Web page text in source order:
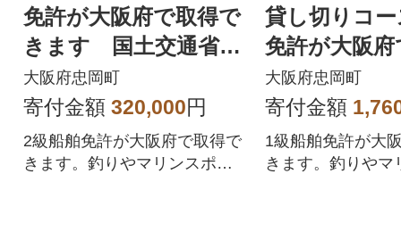
免許が大阪府で取得で
きます 国土交通省指
定 登録小型船舶免許
教習所
大阪府忠岡町
寄付金額 320,000円
2級船舶免許が大阪府で取得で
きます。釣りやマリンスポー
貸し切りコ
免許が大阪
きます 国土
定
大阪府忠岡町
寄付金額
1級船舶免許が大
きます。釣りやマ